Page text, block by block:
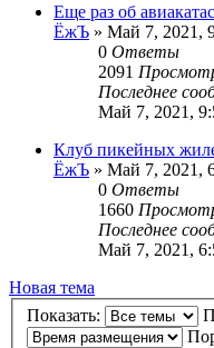
Еще раз об
ЁжЪ » Май 7, 2021,
0 Ответы
2091
Последнее
Май 7, 2021,
Клуб пикейных
ЁжЪ » Май 7, 2021,
0 Ответы
1660
Последнее
Май 7, 2021,
Новая тема
Показать: